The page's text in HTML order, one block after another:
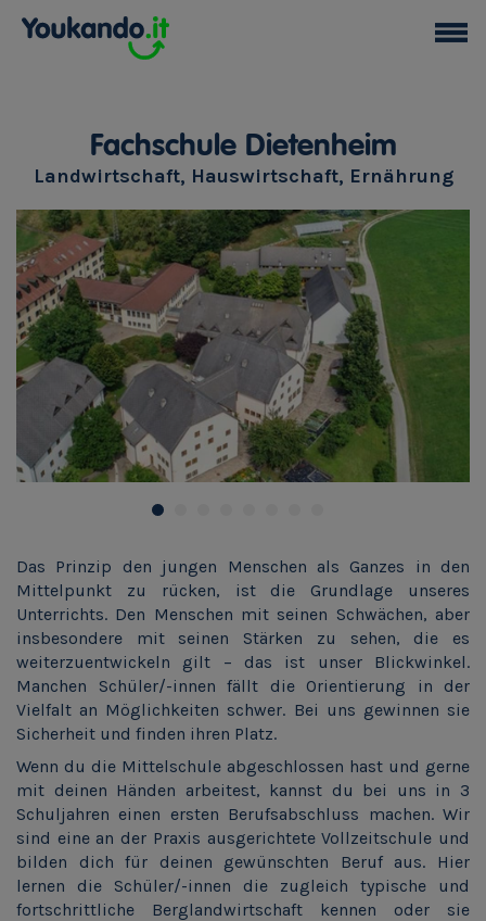
Fachschule Dietenheim
Landwirtschaft, Hauswirtschaft, Ernährung
Das Prinzip den jungen Menschen als Ganzes in den
Mittelpunkt zu rücken, ist die Grundlage unseres
Unterrichts. Den Menschen mit seinen Schwächen, aber
insbesondere mit seinen Stärken zu sehen, die es
weiterzuentwickeln gilt – das ist unser Blickwinkel.
Manchen Schüler/-innen fällt die Orientierung in der
Vielfalt an Möglichkeiten schwer. Bei uns gewinnen sie
Sicherheit und finden ihren Platz.
Wenn du die Mittelschule abgeschlossen hast und gerne
mit deinen Händen arbeitest, kannst du bei uns in 3
Schuljahren einen ersten Berufsabschluss machen. Wir
sind eine an der Praxis ausgerichtete Vollzeitschule und
bilden dich für deinen gewünschten Beruf aus. Hier
lernen die Schüler/-innen die zugleich typische und
fortschrittliche Berglandwirtschaft kennen oder sie